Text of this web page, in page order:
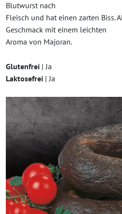
Blutwurst nach
Fleisch und hat einen zarten Biss.
Geschmack mit einem leichten
Aroma von Majoran.
Glutenfrei | Ja
Laktosefrei | Ja